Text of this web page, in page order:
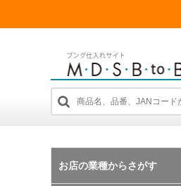
お店の業種からさがす